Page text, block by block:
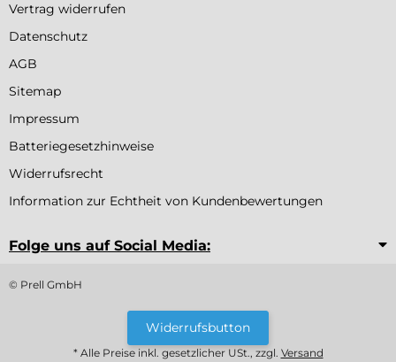
Vertrag widerrufen
Datenschutz
AGB
Sitemap
Impressum
Batteriegesetzhinweise
Widerrufsrecht
Information zur Echtheit von Kundenbewertungen
Folge uns auf Social Media:
© Prell GmbH
Widerrufsbutton
* Alle Preise inkl. gesetzlicher USt., zzgl. Versand